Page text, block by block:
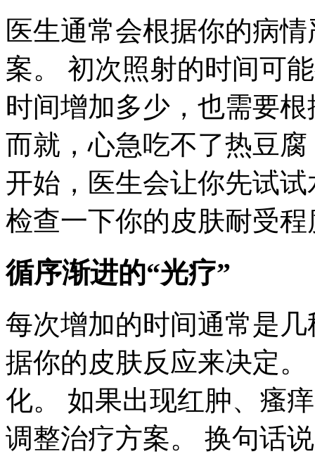
医生通常会根据你的病
案。 初次照射的时间可
时间增加多少，也需要
而就，心急吃不了热豆
开始，医生会让你先试
检查一下你的皮肤耐受
循序渐进的“光疗”
每次增加的时间通常是
据你的皮肤反应来决定
化。 如果出现红肿、瘙
调整治疗方案。 换句话